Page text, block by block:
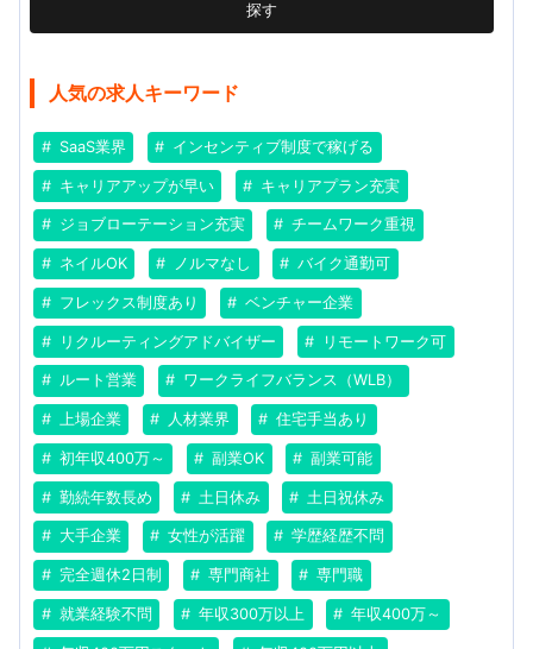
探す
人気の求人キーワード
SaaS業界 インセンティブ制度で稼げる
キャリアアップが早い キャリアプラン充実
ジョブローテーション充実 チームワーク重視
ネイルOK ノルマなし バイク通勤可
フレックス制度あり ベンチャー企業
リクルーティングアドバイザー リモートワーク可
ルート営業 ワークライフバランス（WLB）
上場企業 人材業界 住宅手当あり
初年収400万～ 副業OK 副業可能
勤続年数長め 土日休み 土日祝休み
大手企業 女性が活躍 学歴経歴不問
完全週休2日制 専門商社 専門職
就業経験不問 年収300万以上 年収400万～